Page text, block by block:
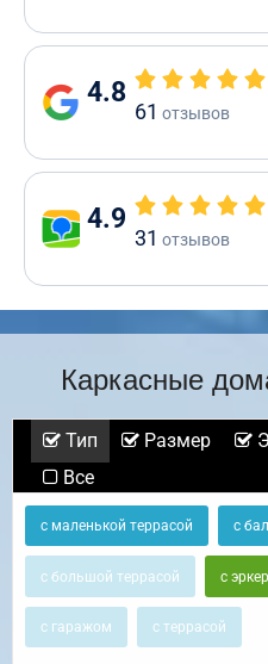
4.8
61 отзывов
4.9
31 отзывов
Каркасные
Тип Размер
Все
с маленькой террасой с
с большой террасой с
с гаражом с террасой